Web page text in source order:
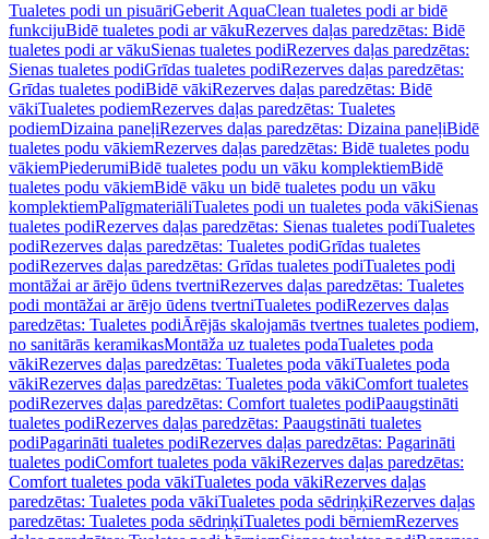
Tualetes podi un pisuāriGeberit AquaClean tualetes podi ar bidē
funkcijuBidē tualetes podi ar vākuRezerves daļas paredzētas: Bidē
tualetes podi ar vākuSienas tualetes podiRezerves daļas paredzētas:
Sienas tualetes podiGrīdas tualetes podiRezerves daļas paredzētas:
Grīdas tualetes podiBidē vākiRezerves daļas paredzētas: Bidē
vākiTualetes podiemRezerves daļas paredzētas: Tualetes
podiemDizaina paneļiRezerves daļas paredzētas: Dizaina paneļiBidē
tualetes podu vākiemRezerves daļas paredzētas: Bidē tualetes podu
vākiemPiederumiBidē tualetes podu un vāku komplektiemBidē
tualetes podu vākiemBidē vāku un bidē tualetes podu un vāku
komplektiemPalīgmateriāliTualetes podi un tualetes poda vākiSienas
tualetes podiRezerves daļas paredzētas: Sienas tualetes podiTualetes
podiRezerves daļas paredzētas: Tualetes podiGrīdas tualetes
podiRezerves daļas paredzētas: Grīdas tualetes podiTualetes podi
montāžai ar ārējo ūdens tvertniRezerves daļas paredzētas: Tualetes
podi montāžai ar ārējo ūdens tvertniTualetes podiRezerves daļas
paredzētas: Tualetes podiĀrējās skalojamās tvertnes tualetes podiem,
no sanitārās keramikasMontāža uz tualetes podaTualetes poda
vākiRezerves daļas paredzētas: Tualetes poda vākiTualetes poda
vākiRezerves daļas paredzētas: Tualetes poda vākiComfort tualetes
podiRezerves daļas paredzētas: Comfort tualetes podiPaaugstināti
tualetes podiRezerves daļas paredzētas: Paaugstināti tualetes
podiPagarināti tualetes podiRezerves daļas paredzētas: Pagarināti
tualetes podiComfort tualetes poda vākiRezerves daļas paredzētas:
Comfort tualetes poda vākiTualetes poda vākiRezerves daļas
paredzētas: Tualetes poda vākiTualetes poda sēdriņķiRezerves daļas
paredzētas: Tualetes poda sēdriņķiTualetes podi bērniemRezerves